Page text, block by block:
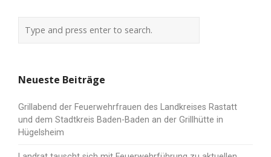
Neueste Beiträge
Grillabend der Feuerwehrfrauen des Landkreises Rastatt
und dem Stadtkreis Baden-Baden an der Grillhütte in
Hügelsheim